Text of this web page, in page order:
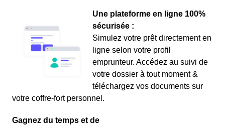
Une plateforme en ligne 100%
sécurisée :
Simulez votre prêt directement en
ligne selon votre profil
emprunteur. Accédez au suivi de
votre dossier à tout moment &
téléchargez vos documents sur
votre coffre-fort personnel.
Gagnez du temps et de